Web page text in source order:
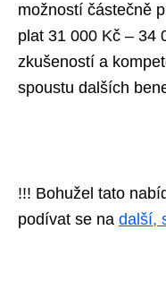
možností částečně
plat 31 000 Kč – 34
zkušeností a
spoustu dalších
!!! Bohužel tato
podívat se na další,